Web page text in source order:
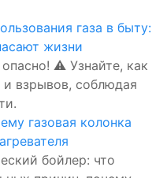
газа в быту:
жизни
⚠️ Узнайте, как
и взрывов, соблюдая
газовая колонка
бойлер: что